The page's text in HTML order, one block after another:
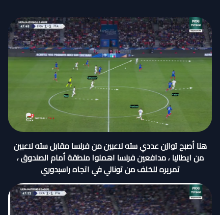
هنا أصبح توازن عددي سته لاعبين من فرنسا مقابل سته لاعبين
من ايطاليا ، مدافعين فرنسا اهملوا منطقة أمام الصندوق ،
تمريره للخلف من تونالي في اتجاه راسبدوري